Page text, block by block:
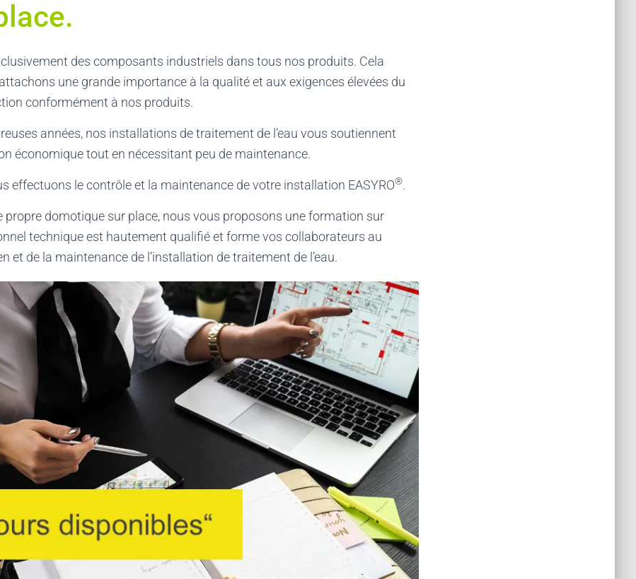
des composants industriels dans tous nos produits. Cela
une grande importance à la qualité et aux exigences élevées du
conformément à nos produits.
années, nos installations de traitement de l’eau vous soutiennent
économique tout en nécessitant peu de maintenance.
effectuons le contrôle et la maintenance de votre installation EASYRO®.
propre domotique sur place, nous vous proposons une formation sur
technique est hautement qualifié et forme vos collaborateurs au
et de la maintenance de l’installation de traitement de l’eau.